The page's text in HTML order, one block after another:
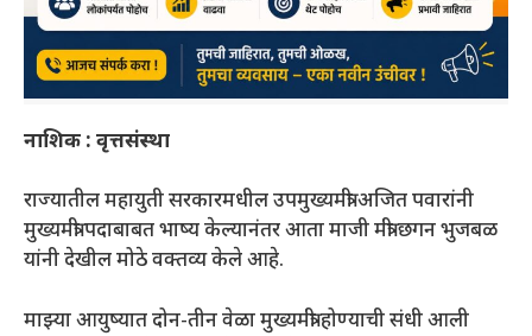
नाशिक : वृत्तसंस्था
राज्यातील महायुती सरकारमधील उपमुख्यमंत्री अजित पवारांनी
मुख्यमंत्री पदाबाबत भाष्य केल्यानंतर आता माजी मंत्री छगन भुजबळ
यांनी देखील मोठे वक्तव्य केले आहे.
माझ्या आयुष्यात दोन-तीन वेळा मुख्यमंत्री होण्याची संधी आली